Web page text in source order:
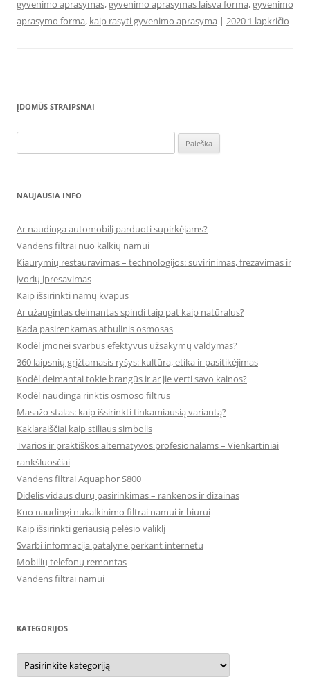
gyvenimo aprasymas,gyvenimo aprasymas laisva forma,gyvenimo
aprasymo forma, kaip rasyti gyvenimo aprasyma | 2020 1 lapkričio
ĮDOMŪS STRAIPSNAI
NAUJAUSIA INFO
Ar naudinga automobilį parduoti supirkėjams?
Vandens filtrai nuo kalkių namui
Kiaurymių restauravimas – technologijos: suvirinimas, frezavimas ir
įvorių įpresavimas
Kaip išsirinkti namų kvapus
Ar užaugintas deimantas spindi taip pat kaip natūralus?
Kada pasirenkamas atbulinis osmosas
Kodėl įmonei svarbus efektyvus užsakymų valdymas?
360 laipsnių grįžtamasis ryšys: kultūra, etika ir pasitikėjimas
Kodėl deimantai tokie brangūs ir ar jie verti savo kainos?
Kodėl naudinga rinktis osmoso filtrus
Masažo stalas: kaip išsirinkti tinkamiausią variantą?
Kaklaraiščiai kaip stiliaus simbolis
Tvarios ir praktiškos alternatyvos profesionalams – Vienkartiniai
rankšluosčiai
Vandens filtrai Aquaphor S800
Didelis vidaus durų pasirinkimas – rankenos ir dizainas
Kuo naudingi nukalkinimo filtrai namui ir biurui
Kaip išsirinkti geriausią pelėsio valiklį
Svarbi informacija patalyne perkant internetu
Mobilių telefonų remontas
Vandens filtrai namui
KATEGORIJOS
Kategorijos